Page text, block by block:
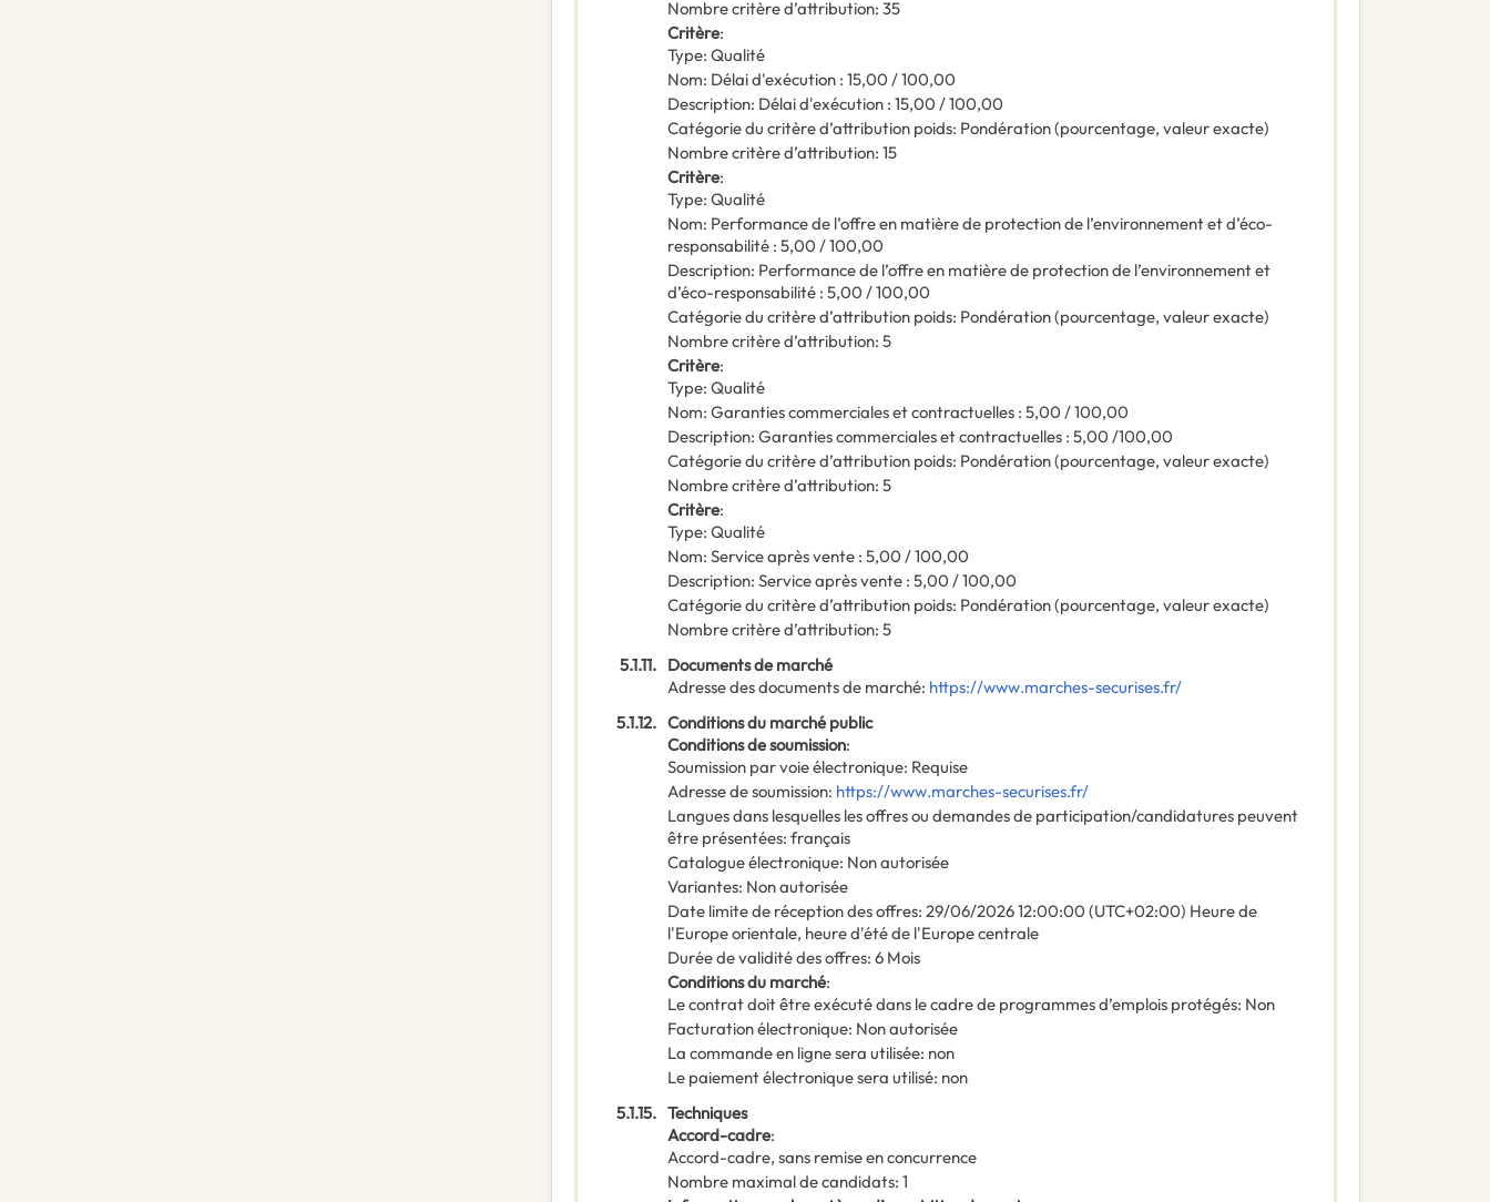
Nombre critère d’attribution: 35
Critère:
Type: Qualité
Nom: Délai d'exécution : 15,00 / 100,00
Description: Délai d'exécution : 15,00 / 100,00
Catégorie du critère d’attribution poids: Pondération (pourcentage, valeur exacte)
Nombre critère d’attribution: 15
Critère:
Type: Qualité
Nom: Performance de l’offre en matière de protection de l’environnement et d’éco-
responsabilité : 5,00 / 100,00
Description: Performance de l’offre en matière de protection de l’environnement et
d’éco-responsabilité : 5,00 / 100,00
Catégorie du critère d’attribution poids: Pondération (pourcentage, valeur exacte)
Nombre critère d’attribution: 5
Critère:
Type: Qualité
Nom: Garanties commerciales et contractuelles : 5,00 / 100,00
Description: Garanties commerciales et contractuelles : 5,00 /100,00
Catégorie du critère d’attribution poids: Pondération (pourcentage, valeur exacte)
Nombre critère d’attribution: 5
Critère:
Type: Qualité
Nom: Service après vente : 5,00 / 100,00
Description: Service après vente : 5,00 / 100,00
Catégorie du critère d’attribution poids: Pondération (pourcentage, valeur exacte)
Nombre critère d’attribution: 5
5.1.11. Documents de marché
Adresse des documents de marché: https://www.marches-securises.fr/
5.1.12. Conditions du marché public
Conditions de soumission:
Soumission par voie électronique: Requise
Adresse de soumission: https://www.marches-securises.fr/
Langues dans lesquelles les offres ou demandes de participation/candidatures peuvent
être présentées: français
Catalogue électronique: Non autorisée
Variantes: Non autorisée
Date limite de réception des offres: 29/06/202612:00:00 (UTC+02:00) Heure de
l'Europe orientale, heure d'été de l'Europe centrale
Durée de validité des offres: 6 Mois
Conditions du marché:
Le contrat doit être exécuté dans le cadre de programmes d’emplois protégés: Non
Facturation électronique: Non autorisée
La commande en ligne sera utilisée: non
Le paiement électronique sera utilisé: non
5.1.15. Techniques
Accord-cadre:
Accord-cadre, sans remise en concurrence
Nombre maximal de candidats: 1